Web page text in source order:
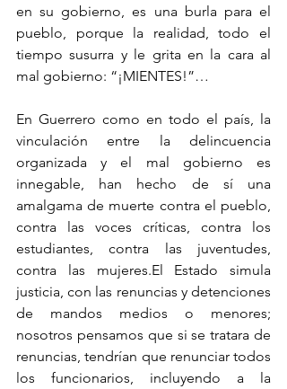
en su gobierno, es una burla para el
pueblo, porque la realidad, todo el
tiempo susurra y le grita en la cara al
mal gobierno: “¡MIENTES!”…
En Guerrero como en todo el país, la
vinculación entre la delincuencia
organizada y el mal gobierno es
innegable, han hecho de sí una
amalgama de muerte contra el pueblo,
contra las voces críticas, contra los
estudiantes, contra las juventudes,
contra las mujeres.El Estado simula
justicia, con las renuncias y detenciones
de mandos medios o menores;
nosotros pensamos que si se tratara de
renuncias, tendrían que renunciar todos
los funcionarios, incluyendo a la